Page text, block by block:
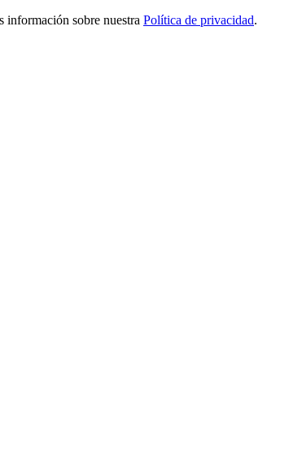
información sobre nuestra Política de privacidad.